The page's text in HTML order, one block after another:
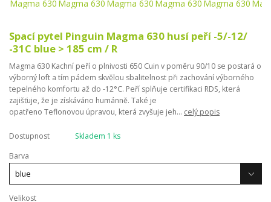
Spací pytel Pinguin Magma 630 husí peří -5/-12/
-31C blue > 185 cm / R
Magma 630 Kachní peří o plnivosti 650 Cuin v poměru 90/10 se postará o
výborný loft a tím pádem skvělou sbalitelnost při zachování výborného
tepelného komfortu až do -12°C. Peří splňuje certifikaci RDS, která
zajišťuje, že je získáváno humánně. Také je
opatřeno Teflonovou úpravou, která zvyšuje jeh... celý popis
Dostupnost
Skladem 1 ks
Barva
Velikost